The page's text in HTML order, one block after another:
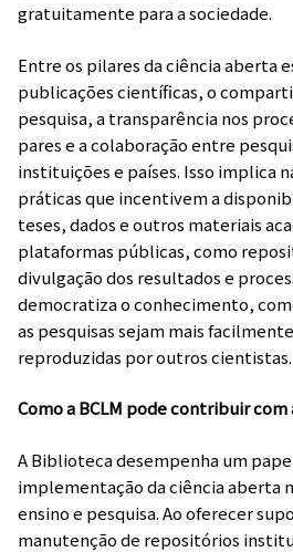
gratuitamente para a sociedade.
Entre os pilares da ciência aberta
publicações científicas, o
pesquisa, a transparência nos
pares e a colaboração entre
instituições e países. Isso implica
práticas que incentivem a
teses, dados e outros materiais
plataformas públicas, como
divulgação dos resultados e
democratiza o conhecimento,
as pesquisas sejam mais
reproduzidas por outros cientistas.
Como a BCLM pode contribuir
A Biblioteca desempenha um
implementação da ciência aberta
ensino e pesquisa. Ao oferecer
manutenção de repositórios